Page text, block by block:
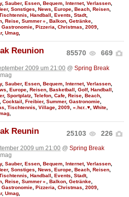
, Sauber, Essen, Bequem, Internet, Verlassen,
, Sonstiges, News, Europe, Beach, Reisen,
, Handball , Events, Stadt,
, Reise, Summer☼, Balkon, Getränke,
Gastronomie, Pizzeria, Christmas, 2009,
, Umag,
85570 669
Reunion
2009 um 21:00 @ Spring Break
, Sauber, Essen Bequem Internet, Verlassen
Europe Reisen Basketball Golf, Handball
, Sportplatz Telefon Cafe Reise Beach
Cocktail Freibier, Summer, Gastronomie
Tischtennis Village 2009 ».hεr..♥ White
25103 226
Reunin
2009 um 21:00 @ Spring Break
, Sauber, Essen Bequem Internet, Verlassen
, Sonstiges News Europe Beach Reisen
Handball Events Stadt,
Reise Summer☼ Balkon Getränke
Gastronomie Pizzeria Christmas 2009
, Umag